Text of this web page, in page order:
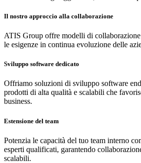
Il nostro approccio alla collaborazione
ATIS Group offre modelli di
le esigenze in continua evoluzione delle
Sviluppo software dedicato
Offriamo soluzioni di sviluppo software
prodotti di alta qualità e scalabili che
business.
Estensione del team
Potenzia le capacità del tuo team interno
esperti qualificati, garantendo
scalabili.